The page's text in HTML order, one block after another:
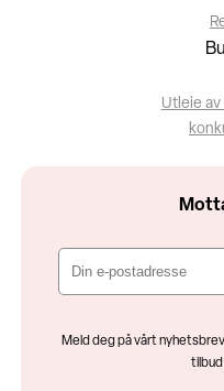
Utleie
Meld deg på vårt